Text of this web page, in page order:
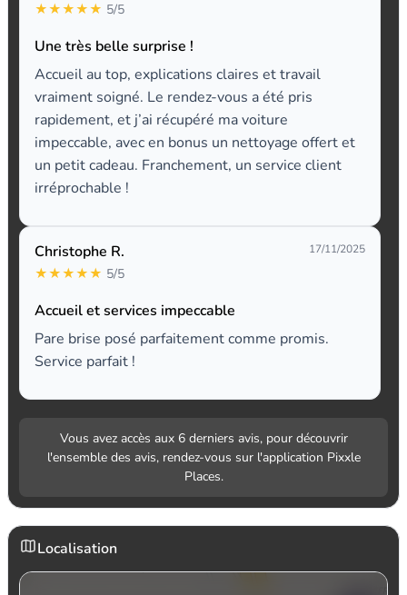
★★★★★ 5/5
Une très belle surprise !
Accueil au top, explications claires et travail
vraiment soigné. Le rendez-vous a été pris
rapidement, et j’ai récupéré ma voiture
impeccable, avec en bonus un nettoyage offert et
un petit cadeau. Franchement, un service client
irréprochable !
Christophe R.
★★★★★ 5/5
17/11/2025
Accueil et services impeccable
Pare brise posé parfaitement comme promis.
Service parfait !
Vous avez accès aux 6 derniers avis, pour découvrir
l'ensemble des avis, rendez-vous sur l'application Pixxle
Places.
Localisation